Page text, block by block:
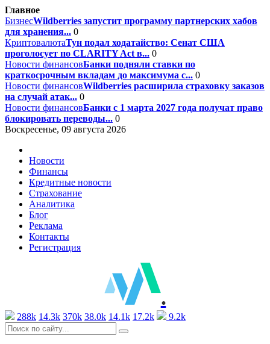
Главное
БизнесWildberries запустит программу партнерских хабов
для хранения... 0
КриптовалютаТун подал ходатайство: Сенат США
проголосует по CLARITY Act в... 0
Новости финансовБанки подняли ставки по
краткосрочным вкладам до максимума с... 0
Новости финансовWildberries расширила страховку заказов
на случай атак... 0
Новости финансовБанки с 1 марта 2027 года получат право
блокировать переводы... 0
Воскресенье, 09 августа 2026
Новости
Финансы
Кредитные новости
Страхование
Аналитика
Блог
Реклама
Контакты
Регистрация
.
288k 14.3k 370k 38.0k 14.1k 17.2k 9.2k